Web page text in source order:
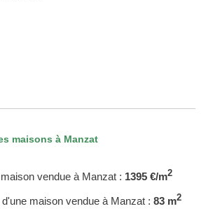
maisons à Manzat
vendue à Manzat : 1395 €/m2
maison vendue à Manzat : 83 m2